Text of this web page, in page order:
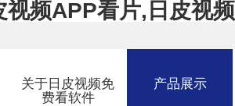
频APP看片,日皮视
关于日皮视频免
费看软件
产品展示